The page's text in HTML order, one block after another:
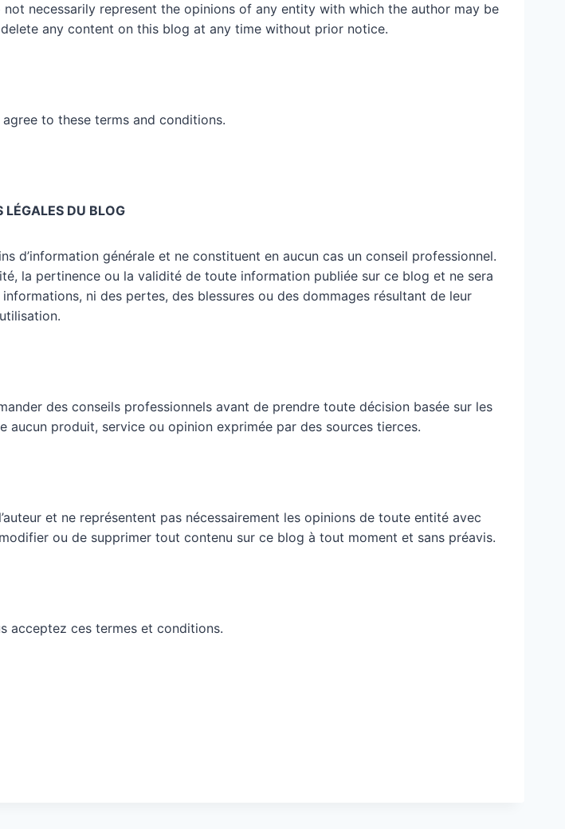
necessarily represent the opinions of any entity with which the author may be
any content on this blog at any time without prior notice.
to these terms and conditions.
LÉGALES DU BLOG
d’information générale et ne constituent en aucun cas un conseil professionnel.
la pertinence ou la validité de toute information publiée sur ce blog et ne sera
ni des pertes, des blessures ou des dommages résultant de leur
utilisation.
des conseils professionnels avant de prendre toute décision basée sur les
produit, service ou opinion exprimée par des sources tierces.
et ne représentent pas nécessairement les opinions de toute entité avec
ou de supprimer tout contenu sur ce blog à tout moment et sans préavis.
acceptez ces termes et conditions.